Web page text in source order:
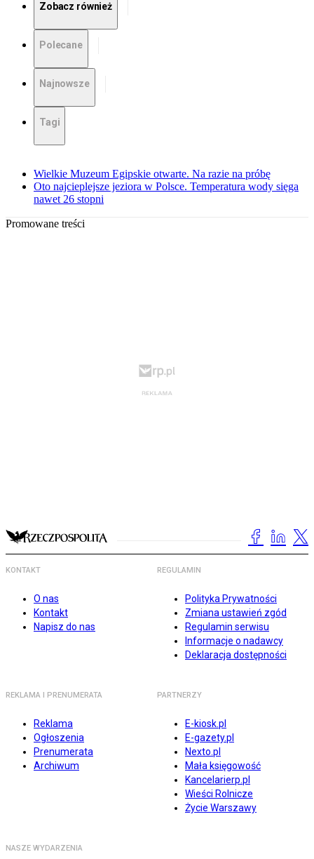
Zobacz również
Polecane
Najnowsze
Tagi
Wielkie Muzeum Egipskie otwarte. Na razie na próbę
Oto najcieplejsze jeziora w Polsce. Temperatura wody sięga
nawet 26 stopni
Promowane treści
KONTAKT
O nas
Kontakt
Napisz do nas
REGULAMIN
Polityka Prywatności
Zmiana ustawień zgód
Regulamin serwisu
Informacje o nadawcy
Deklaracja dostępności
REKLAMA I PRENUMERATA
Reklama
Ogłoszenia
Prenumerata
Archiwum
PARTNERZY
E-kiosk.pl
E-gazety.pl
Nexto.pl
Mała księgowość
Kancelarierp.pl
Wieści Rolnicze
Życie Warszawy
NASZE WYDARZENIA